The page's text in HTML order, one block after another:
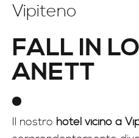
Vipiteno
FALL IN
ANETT
Il nostro hotel vicino a